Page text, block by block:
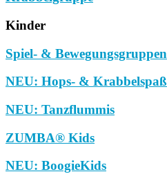
Kinder
Spiel- & Bewegungsgruppen
NEU: Hops- & Krabbelspaß
NEU: Tanzflummis
ZUMBA® Kids
NEU: BoogieKids